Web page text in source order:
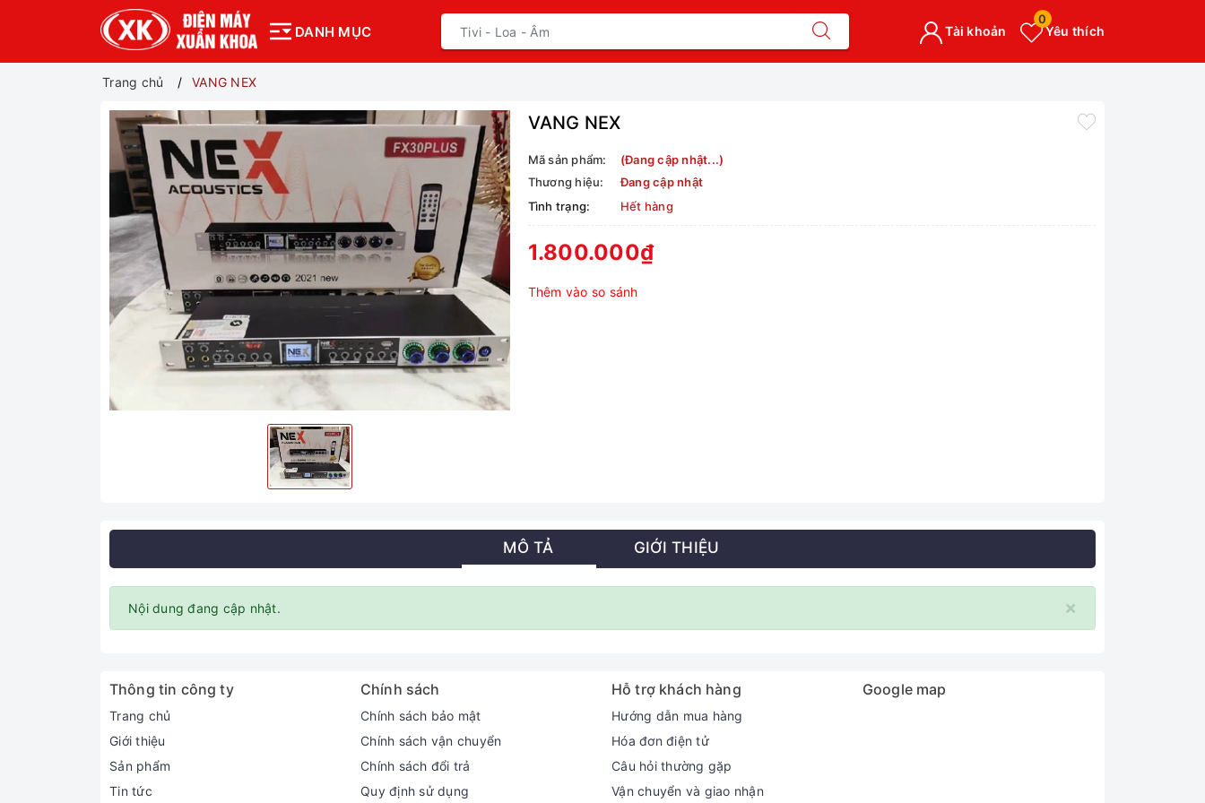
DANH MỤC Yêu thích
0
Tài khoản
Trang chủ VANG NEX
VANG NEX
Mã sản phẩm:
(Đang cập nhật...)
Thương hiệu:
Đang cập nhật
Tình trạng:
Hết hàng
1.800.000₫
Thêm vào so sánh
MÔ TẢ GIỚI THIỆU
×
Nội dung đang cập nhật.
Thông tin công ty
Trang chủ
Giới thiệu
Sản phẩm
Tin tức
Chính sách
Chính sách bảo mật
Chính sách vận chuyển
Chính sách đổi trả
Quy định sử dụng
Hỗ trợ khách hàng
Hướng dẫn mua hàng
Hóa đơn điện tử
Câu hỏi thường gặp
Vận chuyển và giao nhận
Google map